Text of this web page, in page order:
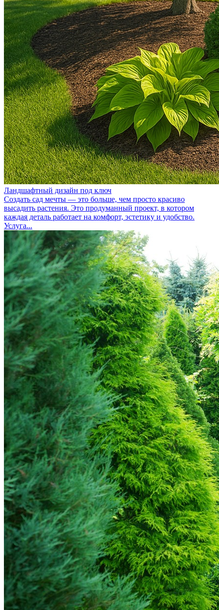
Ландшафтный дизайн под ключ
Создать сад мечты — это больше, чем просто красиво
высадить растения. Это продуманный проект, в котором
каждая деталь работает на комфорт, эстетику и удобство.
Услуга...